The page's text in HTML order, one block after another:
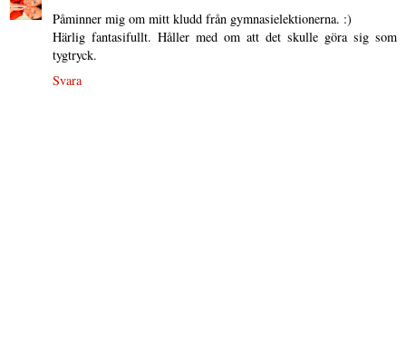
Påminner mig om mitt kludd från gymnasielektionerna. :)
Härlig fantasifullt. Håller med om att det skulle göra sig som
tygtryck.
Svara